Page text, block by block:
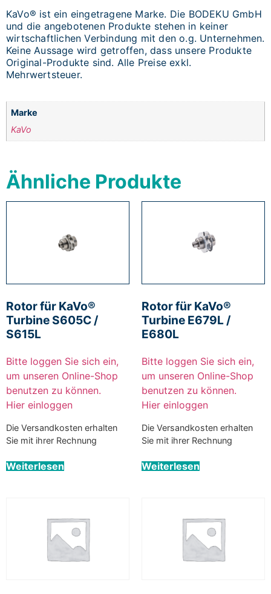
KaVo® ist ein eingetragene Marke. Die BODEKU GmbH
und die angebotenen Produkte stehen in keiner
wirtschaftlichen Verbindung mit den o.g. Unternehmen.
Keine Aussage wird getroffen, dass unsere Produkte
Original-Produkte sind. Alle Preise exkl.
Mehrwertsteuer.
Marke
KaVo
Ähnliche Produkte
Rotor für KaVo®
Turbine S605C /
S615L
Bitte loggen Sie sich ein,
um unseren Online-Shop
benutzen zu können.
Hier einloggen
Die Versandkosten erhalten
Sie mit ihrer Rechnung
Weiterlesen
Rotor für KaVo®
Turbine E679L /
E680L
Bitte loggen Sie sich ein,
um unseren Online-Shop
benutzen zu können.
Hier einloggen
Die Versandkosten erhalten
Sie mit ihrer Rechnung
Weiterlesen